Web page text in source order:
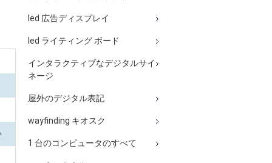
led 広告ディスプレイ
led ライティング ボード
インタラクティブなデジタルサイ
ネージ
屋外のデジタル表記
wayfinding キオスク
1 台のコンピュータのすべて